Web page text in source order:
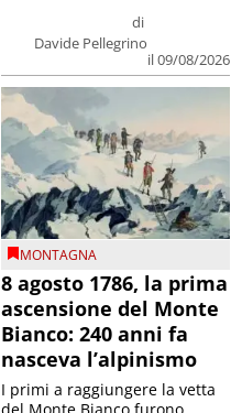
di
Davide Pellegrino
il 09/08/2026
MONTAGNA
8 agosto 1786, la prima
ascensione del Monte
Bianco: 240 anni fa
nasceva l’alpinismo
I primi a raggiungere la vetta